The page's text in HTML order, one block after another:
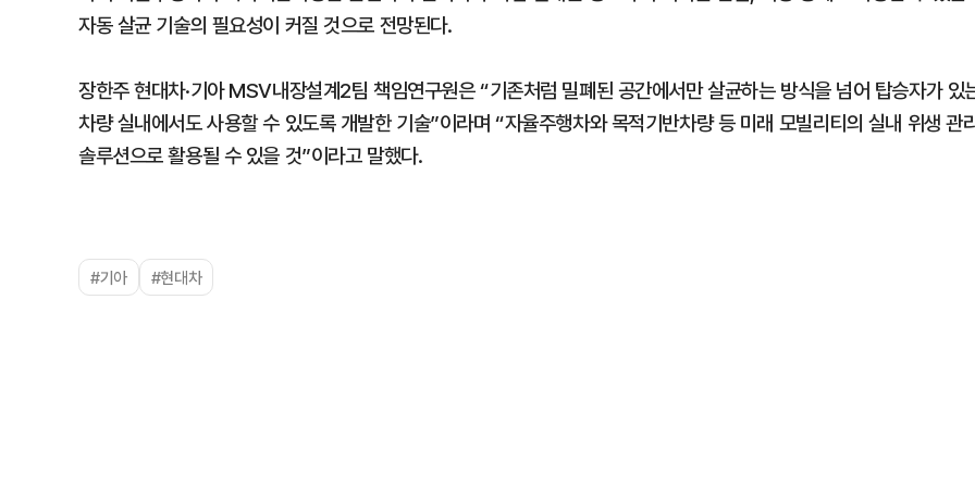
자동 살균 기술의 필요성이 커질 것으로 전망된다.
장한주 현대차·기아 MSV내장설계2팀 책임연구원은 “기존처럼 밀폐된 공간에서만 살균하는 방식을 넘어 탑승자가 있
차량 실내에서도 사용할 수 있도록 개발한 기술”이라며 “자율주행차와 목적기반차량 등 미래 모빌리티의 실내 위생 관
솔루션으로 활용될 수 있을 것”이라고 말했다.
#기아 #현대차